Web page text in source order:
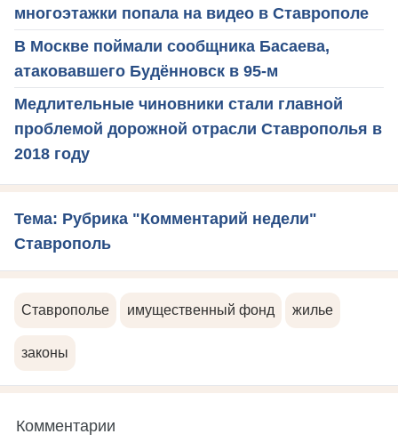
многоэтажки попала на видео в Ставрополе
В Москве поймали сообщника Басаева,
атаковавшего Будённовск в 95-м
Медлительные чиновники стали главной
проблемой дорожной отрасли Ставрополья в
2018 году
Тема: Рубрика "Комментарий недели"
Ставрополь
Ставрополье имущественный фонд жилье
законы
Комментарии